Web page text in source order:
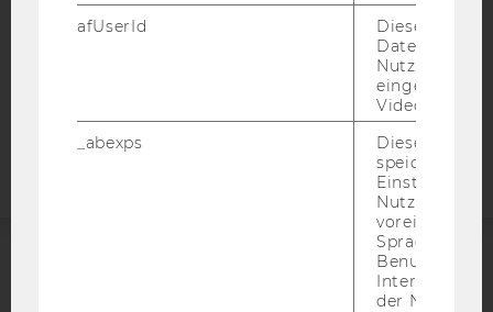
STUDIENBEWERBER*INNEN UND STUDIERENDE
Barrierefreiheitserklärung
Webseite
afUserId
Dieses
Daten von
Videos
_abexps
Dieses Cookie
speichert
Nutzer*in, zB.
Sprache,
der Nutzer*in